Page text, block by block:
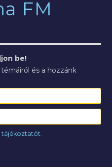
FM
be!
és a hozzánk
tájékoztatót.